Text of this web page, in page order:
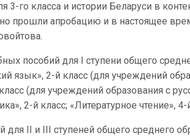
3-го класса и истории Беларуси в
прошли апробацию и в настоящее
пособий для I ступени общего
язык», 2-й класс (для учреждений
(для учреждений образования с
2-й класс; «Литературное чтение», 4-
II и III ступеней общего среднего